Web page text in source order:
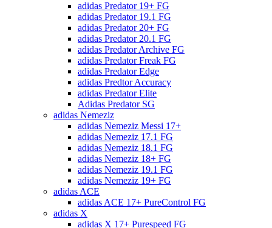
adidas Predator 19+ FG
adidas Predator 19.1 FG
adidas Predator 20+ FG
adidas Predator 20.1 FG
adidas Predator Archive FG
adidas Predator Freak FG
adidas Predator Edge
adidas Predtor Accuracy
adidas Predator Elite
Adidas Predator SG
adidas Nemeziz
adidas Nemeziz Messi 17+
adidas Nemeziz 17.1 FG
adidas Nemeziz 18.1 FG
adidas Nemeziz 18+ FG
adidas Nemeziz 19.1 FG
adidas Nemeziz 19+ FG
adidas ACE
adidas ACE 17+ PureControl FG
adidas X
adidas X 17+ Purespeed FG